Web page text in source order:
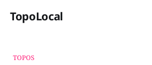
TopoLocal
TOPOS